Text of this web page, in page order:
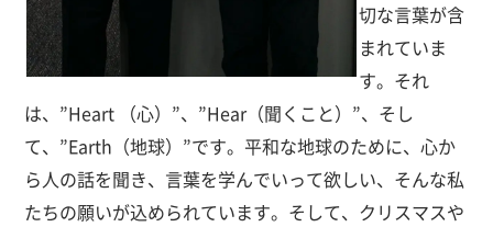
切な言葉が含
まれていま
す。それ
は、”Heart （心）”、”Hear（聞くこと）”、そし
て、”Earth（地球）”です。平和な地球のために、心か
ら人の話を聞き、言葉を学んでいって欲しい、そんな私
たちの願いが込められています。そして、クリスマスや